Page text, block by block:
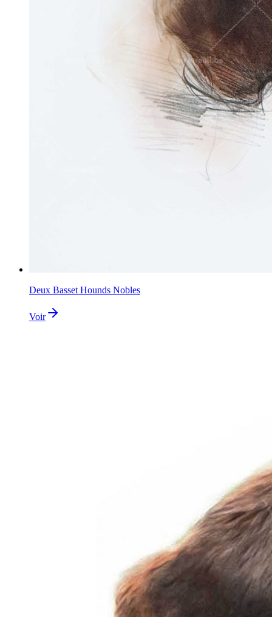
Deux Basset Hounds Nobles
Voir